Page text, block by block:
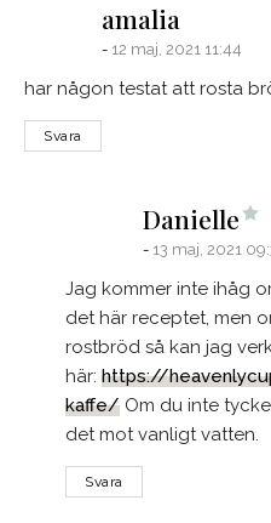
amalia
12 maj, 2021 11:44
har någon testat att rosta
Svara
Danielle
13 maj, 2021
Jag kommer inte ihåg
det här receptet, men
rostbröd så kan jag
här: https://
kaffe/ Om du inte
det mot vanligt vatten.
Svara